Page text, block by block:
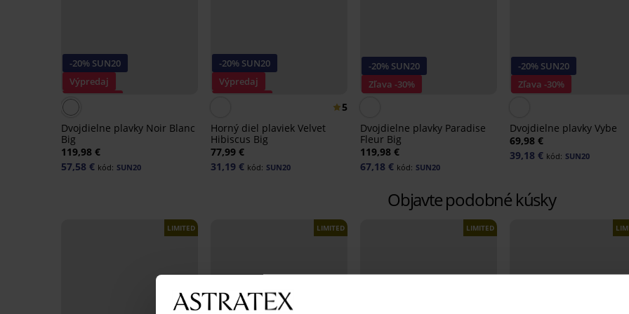
-20% SUN20
Výpredaj
Zľava -40%
Dvojdielne plavky Noir Blanc
Big
119,98 €
57,58 € kód: SUN20
-20% SUN20
Výpredaj
5
Horný diel plaviek Velvet
Hibiscus Big
77,99 €
31,19 € kód: SUN20
-20% SUN20
Zľava -30%
Dvojdielne plavky Paradise
Fleur Big
119,98 €
67,18 € kód: SUN20
-20% SUN20
Zľava -30%
Dvojdielne plavky Vybe
69,98 €
39,18 € kód: SUN20
Objavte podobné kúsky
LIMITED LIMITED LIMITED